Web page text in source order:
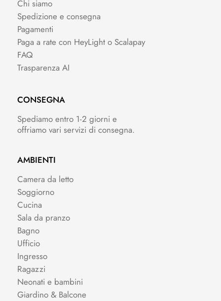
Chi siamo
Spedizione e consegna
Pagamenti
Paga a rate con HeyLight o Scalapay
FAQ
Trasparenza AI
CONSEGNA
Spediamo entro 1-2 giorni e
offriamo vari servizi di consegna.
AMBIENTI
Camera da letto
Soggiorno
Cucina
Sala da pranzo
Bagno
Ufficio
Ingresso
Ragazzi
Neonati e bambini
Giardino & Balcone